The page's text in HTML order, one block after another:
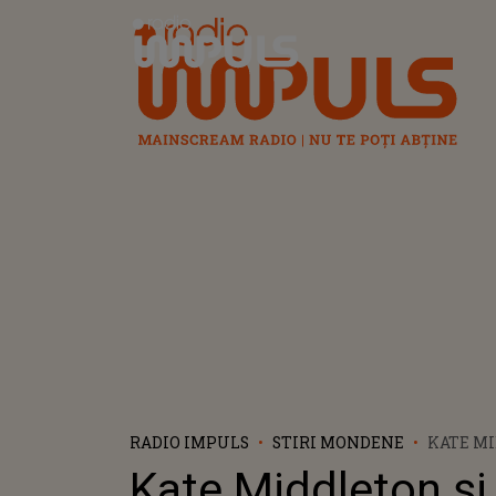
Radio Impuls
RADIO IMPULS STIRI MONDENE
KATE